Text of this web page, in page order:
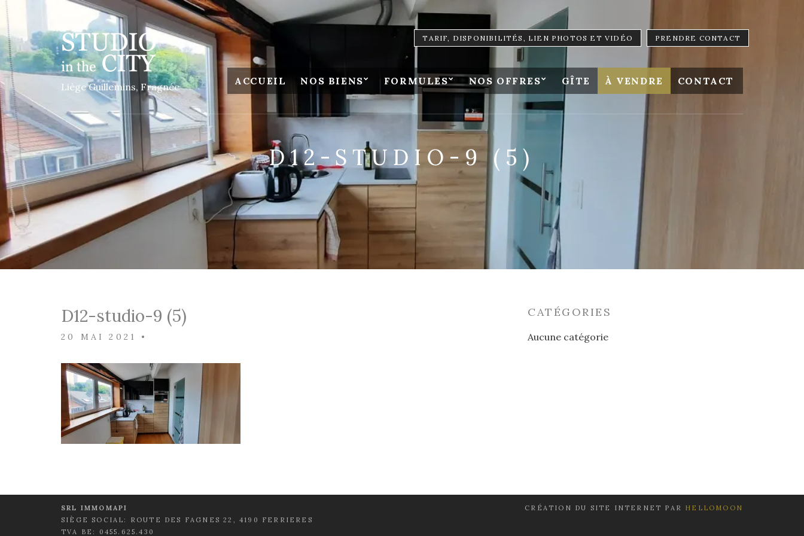
TARIF, DISPONIBILITÉS, LIEN PHOTOS ET VIDÉO PRENDRE CONTACT
Liège Guillemins, Fragnée ACCUEIL NOS BIENS FORMULES NOS OFFRES GÎTE À VENDRE CONTACT
D12-STUDIO-9 (5)
D12-studio-9 (5)
20 MAI 2021 •
CATÉGORIES
Aucune catégorie
SRL IMMOMAPI
SIÈGE SOCIAL: ROUTE DES FAGNES 22, 4190 FERRIERES
TVA BE: 0455.625.430
CRÉATION DU SITE INTERNET PAR HELLOMOON